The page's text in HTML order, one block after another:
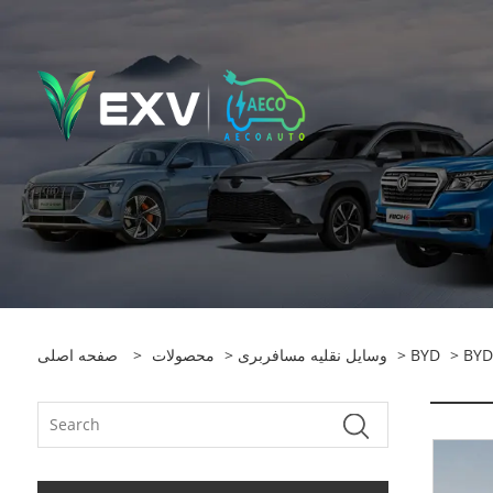
صفحه اصلی > محصولات > وسایل نقلیه مسافربری > BYD >